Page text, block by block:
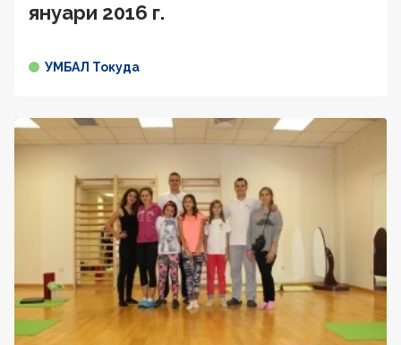
януари 2016 г.
УМБАЛ Токуда